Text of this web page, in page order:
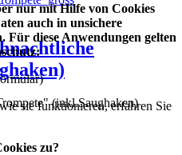
(inkl.Saughaken)
nur mit Hilfe von Cookies
auch in unsichere
diese Anwendungen gelten
sie funktionieren, erfahren Sie
zu?